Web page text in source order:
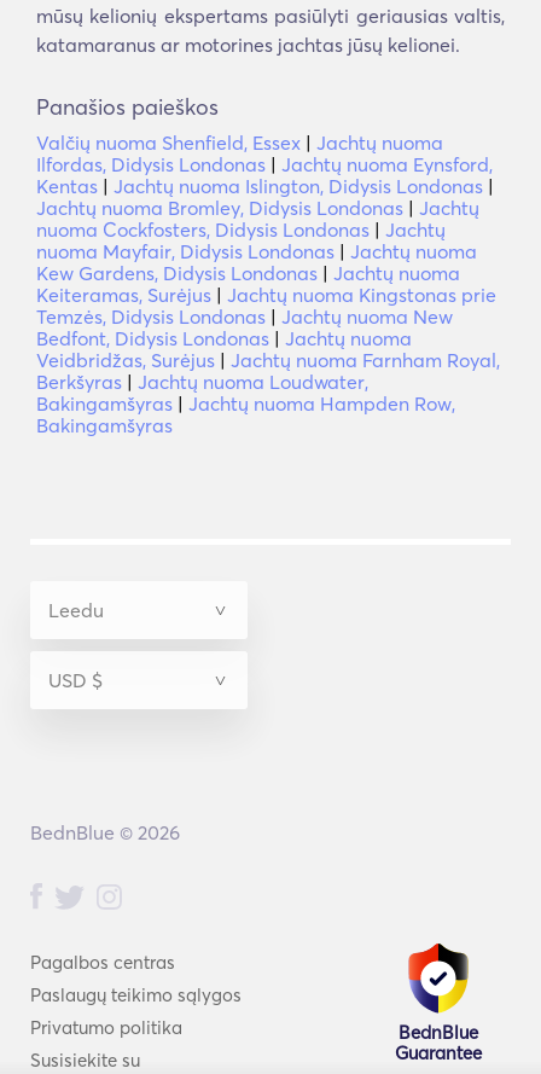
mūsų kelionių ekspertams pasiūlyti geriausias valtis,
katamaranus ar motorines jachtas jūsų kelionei.
Panašios paieškos
Valčių nuoma Shenfield, Essex | Jachtų nuoma
Ilfordas, Didysis Londonas | Jachtų nuoma Eynsford,
Kentas | Jachtų nuoma Islington, Didysis Londonas |
Jachtų nuoma Bromley, Didysis Londonas | Jachtų
nuoma Cockfosters, Didysis Londonas | Jachtų
nuoma Mayfair, Didysis Londonas | Jachtų nuoma
Kew Gardens, Didysis Londonas | Jachtų nuoma
Keiteramas, Surėjus | Jachtų nuoma Kingstonas prie
Temzės, Didysis Londonas | Jachtų nuoma New
Bedfont, Didysis Londonas | Jachtų nuoma
Veidbridžas, Surėjus | Jachtų nuoma Farnham Royal,
Berkšyras | Jachtų nuoma Loudwater,
Bakingamšyras | Jachtų nuoma Hampden Row,
Bakingamšyras
Pagalbos centras
Paslaugų teikimo sąlygos
Privatumo politika
Susisiekite su
BednBlue
Guarantee
BednBlue © 2026